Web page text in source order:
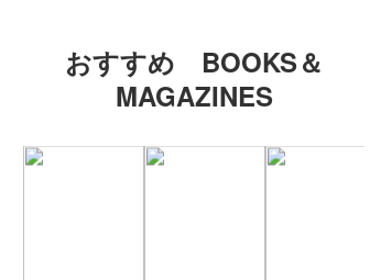
おすすめ BOOKS＆
MAGAZINES